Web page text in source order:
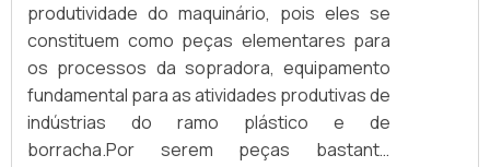
produtividade do maquinário, pois eles se
constituem como peças elementares para
os processos da sopradora, equipamento
fundamental para as atividades produtivas de
indústrias do ramo plástico e de
borracha.Por serem peças bastante